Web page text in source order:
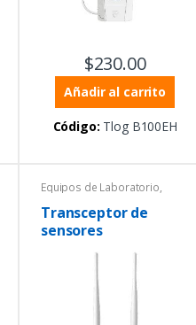
$230.00
Añadir al carrito
Código: Tlog B100EH
Equipos de Laboratorio,
Temperatura
Termohigrómetros
Transceptor de
sensores